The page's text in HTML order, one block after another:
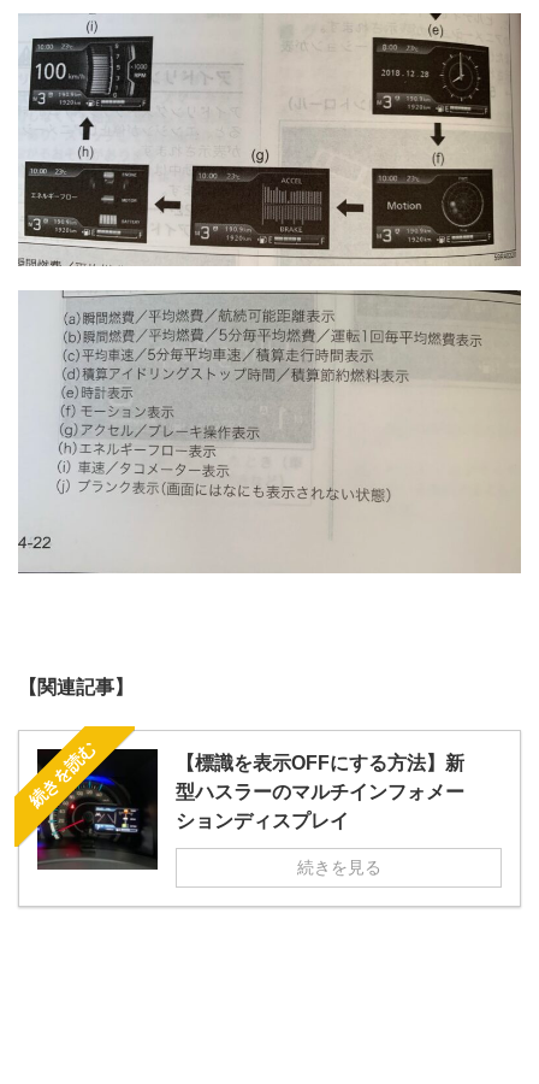
【関連記事】
続きを読む
【標識を表示OFFにする方法】新
型ハスラーのマルチインフォメー
ションディスプレイ
続きを見る